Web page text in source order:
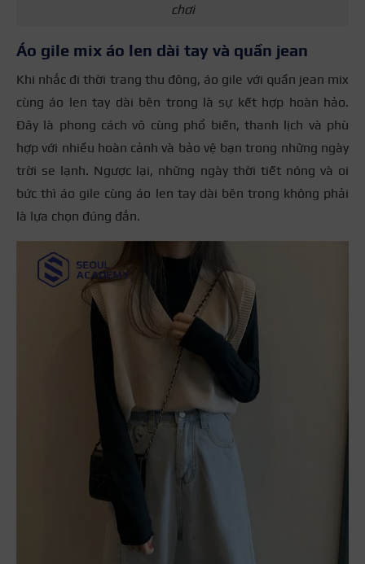
chơi
Áo gile mix áo len dài tay và quần jean
Khi nhắc đi thời trang thu đông, áo gile với quần jean mix
cùng áo len tay dài bên trong là sự kết hợp hoàn hảo.
Đây là phong cách vô cùng phổ biến, thanh lịch và phù
hợp với nhiều hoàn cảnh và bảo vệ bạn trong những ngày
trời se lạnh. Ngược lại, những ngày thời tiết nóng và oi
bức thì áo gile cùng áo len tay dài bên trong không phải
là lựa chọn đúng đắn.